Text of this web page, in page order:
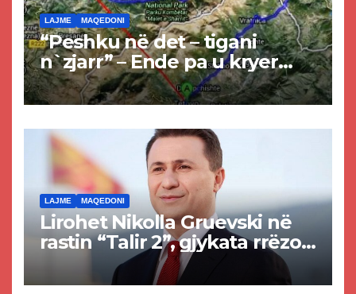
LAJME MAQEDONI
“Peshku në det – tigani
n`zjarr” – Ende pa u kryer
projekti i tunelit, komuna e
Tetovës nis punimet për
LAJME MAQEDONI
Lirohet Nikolla Gruevski në
rastin “Talir 2”, gjykata rrëzon
akuzat për ndërtimin e
paligjshëm të selisë së